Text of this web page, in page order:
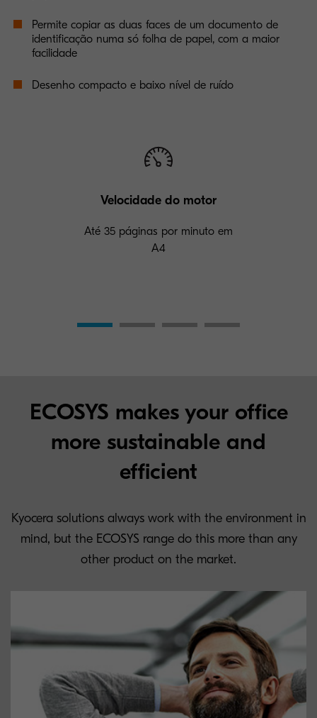
Permite copiar as duas faces de um documento de
identificação numa só folha de papel, com a maior
facilidade
Desenho compacto e baixo nível de ruído
Velocidade do motor
Até 35 páginas por minuto em
A4
ECOSYS makes your office
more sustainable and
efficient
Kyocera solutions always work with the environment in
mind, but the ECOSYS range do this more than any
other product on the market.